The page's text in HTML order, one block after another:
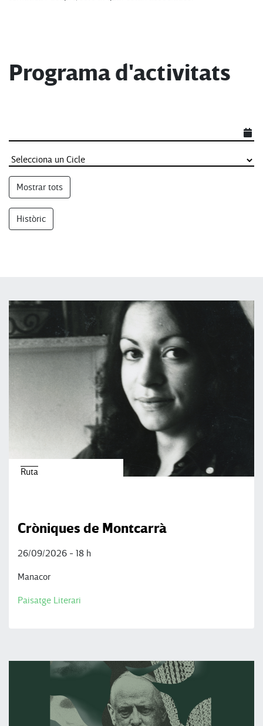
Programa d'activitats
Mostrar tots
Històric
Ruta
Cròniques de Montcarrà
26/09/2026 - 18 h
Manacor
Paisatge Literari